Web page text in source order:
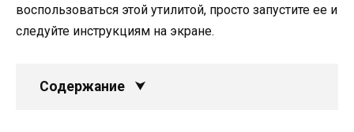
воспользоваться этой утилитой, просто запустите ее и
следуйте инструкциям на экране.
Содержание